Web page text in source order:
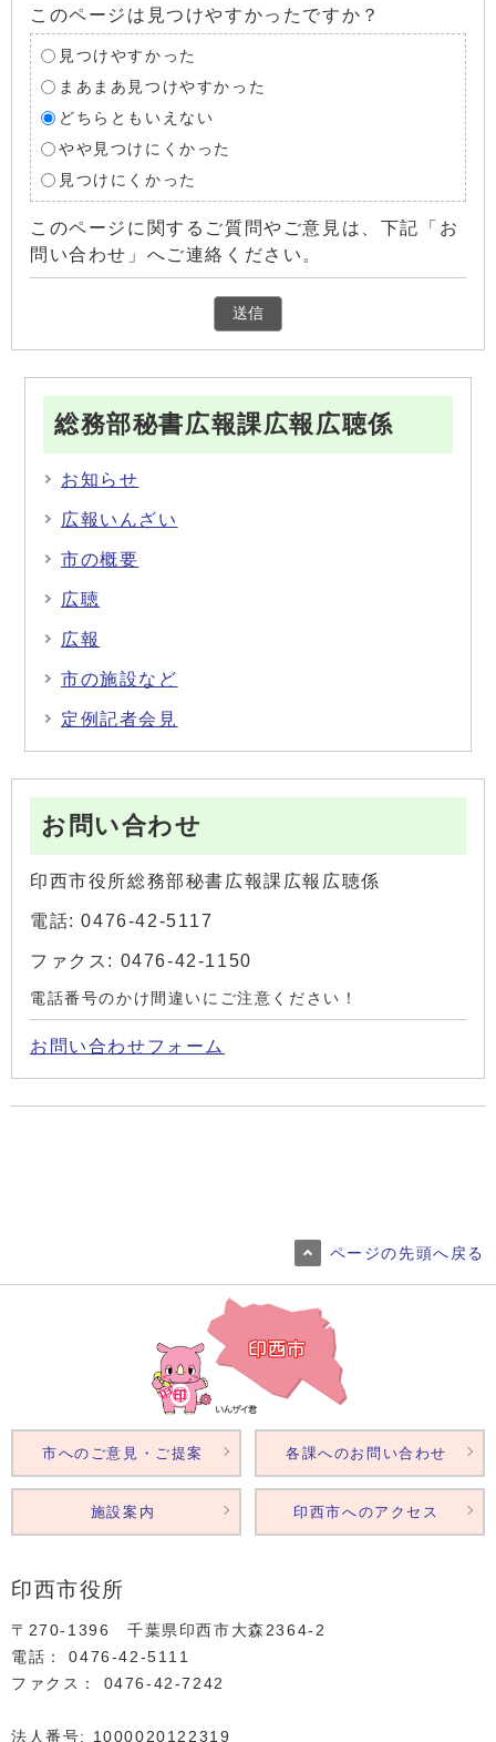
このページは見つけやすかったですか？
見つけやすかった
まあまあ見つけやすかった
どちらともいえない
やや見つけにくかった
見つけにくかった
このページに関するご質問やご意見は、下記「お
問い合わせ」へご連絡ください。
総務部秘書広報課広報広聴係
お知らせ
広報いんざい
市の概要
広聴
広報
市の施設など
定例記者会見
お問い合わせ
印西市役所総務部秘書広報課広報広聴係
電話: 0476-42-5117
ファクス: 0476-42-1150
電話番号のかけ間違いにご注意ください！
お問い合わせフォーム
ページの先頭へ戻る
印西市役所
〒270-1396 千葉県印西市大森2364‐2
電話： 0476‐42‐5111
ファクス： 0476‐42‐7242
法人番号: 1000020122319
市へのご意見・ご提案 各課へのお問い合わせ
施設案内 印西市へのアクセス